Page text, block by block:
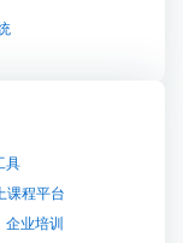
具
课程平台
企业培训